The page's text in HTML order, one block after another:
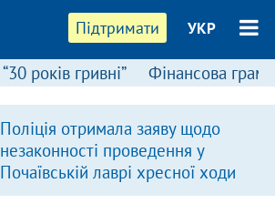
Підтримати УКР
“30 років гривні” Фінансова
Поліція отримала заяву щодо
незаконності проведення у
Почаївській лаврі хресної ходи